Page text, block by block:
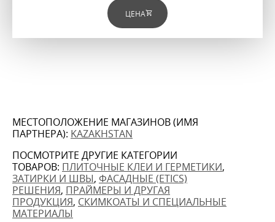
ЦЕНА
МЕСТОПОЛОЖЕНИЕ МАГАЗИНОВ (ИМЯ
ПАРТНЕРА): KAZAKHSTAN
ПОСМОТРИТЕ ДРУГИЕ КАТЕГОРИИ
ТОВАРОВ: ПЛИТОЧНЫЕ КЛЕИ И ГЕРМЕТИКИ,
ЗАТИРКИ И ШВЫ, ФАСАДНЫЕ (ETICS)
РЕШЕНИЯ, ПРАЙМЕРЫ И ДРУГАЯ
ПРОДУКЦИЯ, СКИМКОАТЫ И СПЕЦИАЛЬНЫЕ
МАТЕРИАЛЫ